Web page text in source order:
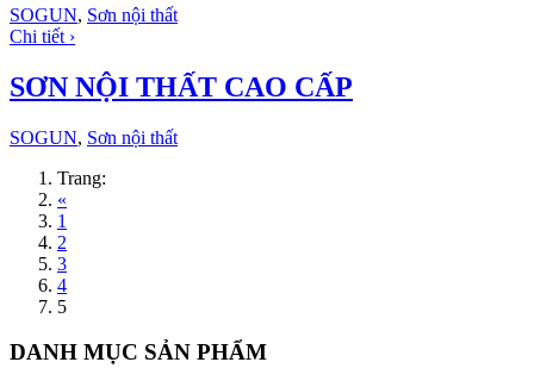
SOGUN, Sơn nội thất
Chi tiết ›
SƠN NỘI THẤT CAO CẤP
SOGUN, Sơn nội thất
Trang:
«
1
2
3
4
5
DANH MỤC SẢN PHẨM